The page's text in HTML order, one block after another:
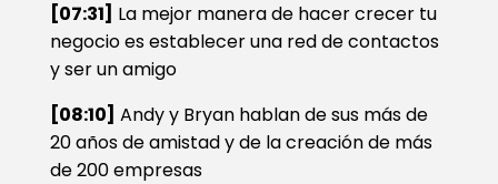
[07:31] La mejor manera de hacer crecer tu
negocio es establecer una red de contactos
y ser un amigo
[08:10] Andy y Bryan hablan de sus más de
20 años de amistad y de la creación de más
de 200 empresas